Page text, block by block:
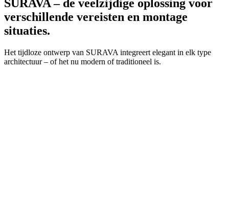
SURAVA – de veelzijdige oplossing voor
verschillende vereisten en montage
situaties.
Het tijdloze ontwerp van SURAVA integreert elegant in elk type
architectuur – of het nu modern of traditioneel is.